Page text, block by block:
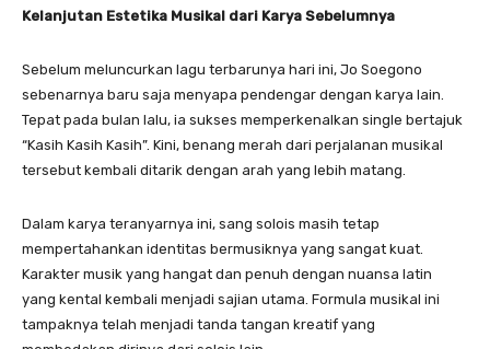
Kelanjutan Estetika Musikal dari Karya Sebelumnya
​Sebelum meluncurkan lagu terbarunya hari ini, Jo Soegono
sebenarnya baru saja menyapa pendengar dengan karya lain.
Tepat pada bulan lalu, ia sukses memperkenalkan single bertajuk
“Kasih Kasih Kasih”. Kini, benang merah dari perjalanan musikal
tersebut kembali ditarik dengan arah yang lebih matang.
​Dalam karya teranyarnya ini, sang solois masih tetap
mempertahankan identitas bermusiknya yang sangat kuat.
Karakter musik yang hangat dan penuh dengan nuansa latin
yang kental kembali menjadi sajian utama. Formula musikal ini
tampaknya telah menjadi tanda tangan kreatif yang